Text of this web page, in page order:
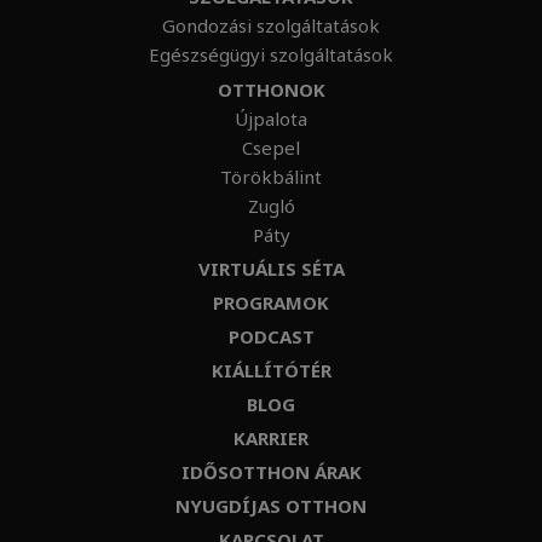
Gondozási szolgáltatások
Egészségügyi szolgáltatások
OTTHONOK
Újpalota
Csepel
Törökbálint
Zugló
Páty
VIRTUÁLIS SÉTA
PROGRAMOK
PODCAST
KIÁLLÍTÓTÉR
BLOG
KARRIER
IDŐSOTTHON ÁRAK
NYUGDÍJAS OTTHON